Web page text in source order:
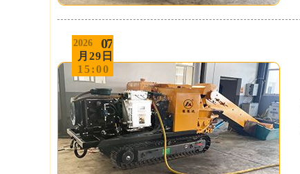
2026 07
月29日
15:00